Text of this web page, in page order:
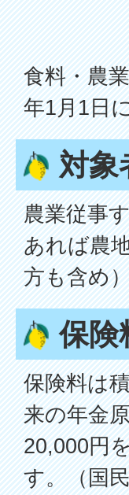
食料・農
年1月1日
対象
農業従事
あれば農
方も含め
保険
保険料は
来の年金
20,000円
す。（国